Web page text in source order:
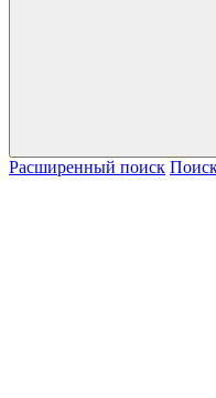
Расширенный поиск